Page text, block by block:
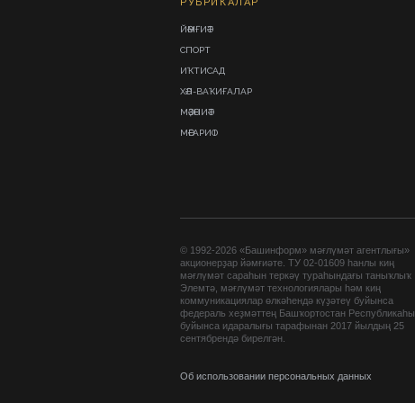
ЙӘМҒИӘТ
СПОРТ
ИҠТИСАД
ХӘЛ-ВАҠИҒАЛАР
МӘҘӘНИӘТ
МӘҒАРИФ
© 1992-2026 «Башинформ» мәғлүмәт агентлығы»
акционерҙар йәмғиәте. ТУ 02-01609 һанлы киң
мәғлүмәт сараһын теркәү тураһындағы таныҡлыҡ
Элемтә, мәғлүмәт технологиялары һәм киң
коммуникациялар өлкәһендә күҙәтеү буйынса
федераль хеҙмәттең Башҡортостан Республикаһы
буйынса идаралығы тарафынан 2017 йылдың 25
сентябрендә бирелгән.
Об использовании персональных данных